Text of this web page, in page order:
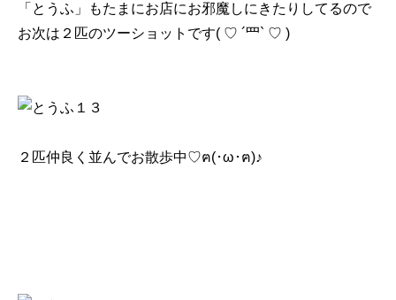
「とうふ」もたまにお店にお邪魔しにきたりしてるので
お次は２匹のツーショットです( ♡ ´罒` ♡ )
２匹仲良く並んでお散歩中♡ฅ(･ω･ฅ)♪